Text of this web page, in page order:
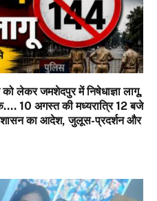
लेकर जमशेदपुर में निषेधाज्ञा लागू,
10 अगस्त की मध्यरात्रि 12 बजे
का आदेश, जुलूस-प्रदर्शन और